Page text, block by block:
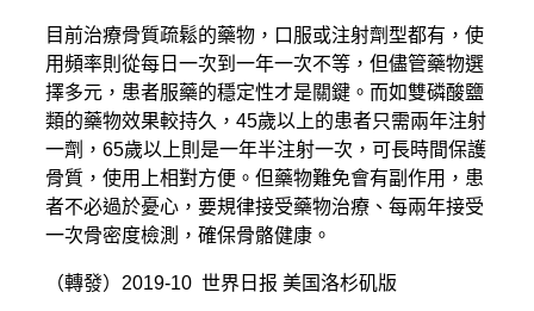
目前治療骨質疏鬆的藥物，口服或注射劑型都有，使
用頻率則從每日一次到一年一次不等，但儘管藥物選
擇多元，患者服藥的穩定性才是關鍵。而如雙磷酸鹽
類的藥物效果較持久，45歲以上的患者只需兩年注射
一劑，65歲以上則是一年半注射一次，可長時間保護
骨質，使用上相對方便。但藥物難免會有副作用，患
者不必過於憂心，要規律接受藥物治療、每兩年接受
一次骨密度檢測，確保骨骼健康。
（轉發）2019-10 世界日报 美国洛杉矶版